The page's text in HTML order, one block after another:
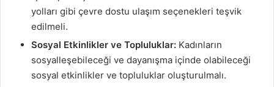
yolları gibi çevre dostu ulaşım seçenekleri teşvik
edilmeli.
Sosyal Etkinlikler ve Topluluklar: Kadınların
sosyalleşebileceği ve dayanışma içinde olabileceği
sosyal etkinlikler ve topluluklar oluşturulmalı.